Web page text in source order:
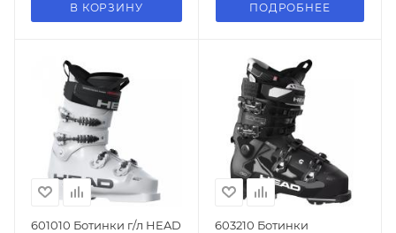
В КОРЗИНУ ПОДРОБНЕЕ
601010 Ботинки г/л HEAD
603210 Ботинки